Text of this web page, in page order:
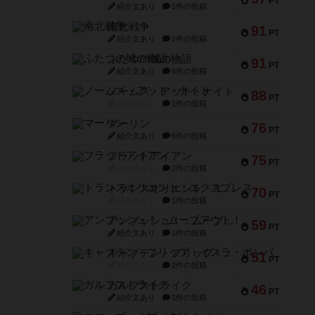
紹介文あり 1件の投稿
91 PT
南北戦争
紹介文あり 1件の投稿
91 PT
ふたつの城の物語
紹介文あり 6件の投稿
88 PT
ノームズ・アット・ナイト
1件の投稿
76 PT
マーリン
紹介文あり 6件の投稿
75 PT
フラットアイアン
2件の投稿
70 PT
トランスオリエント・エクスプレス
1件の投稿
59 PT
アンブッシュ！：ムーブアウト！
紹介文あり 1件の投稿
51 PT
キャプテン・フリップ：イスラ・ボンバ
2件の投稿
46 PT
ガルフストライク
紹介文あり 1件の投稿